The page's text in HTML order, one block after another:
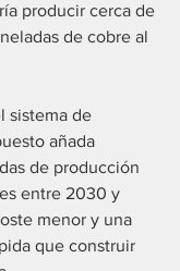
producir cerca de
de cobre al
sistema de
añada
de producción
entre 2030 y
menor y una
que construir